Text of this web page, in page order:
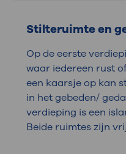
Stilteruimte en
Op de eerste
waar iedereen rust
een kaarsje op kan
in het gebeden/
verdieping is een
Beide ruimtes zijn